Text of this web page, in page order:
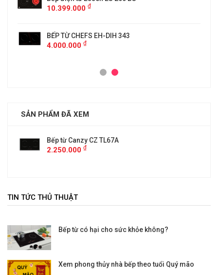
10.399.000 ₫
BẾP TỪ CHEFS EH-DIH 343
4.000.000 ₫
SẢN PHẨM ĐÃ XEM
Bếp từ Canzy CZ TL67A
2.250.000 ₫
TIN TỨC THỦ THUẬT
Bếp từ có hại cho sức khỏe không?
Xem phong thủy nhà bếp theo tuổi Quý mão